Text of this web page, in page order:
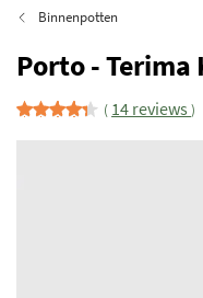
Binnenpotten
Porto - Terima
14 reviews